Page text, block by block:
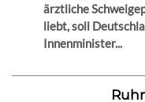
ärztliche
liebt, soll
Innenminister...